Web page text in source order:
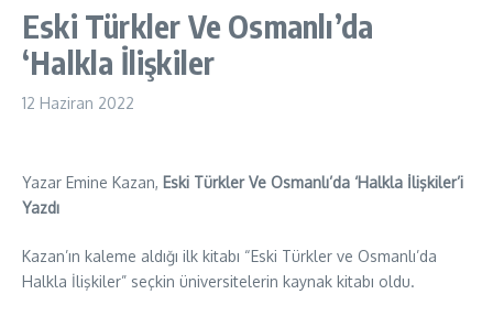
Eski Türkler Ve Osmanlı’da
‘Halkla İlişkiler
12 Haziran 2022
Yazar Emine Kazan, Eski Türkler Ve Osmanlı’da ‘Halkla İlişkiler’i
Yazdı
Kazan’ın kaleme aldığı ilk kitabı “Eski Türkler ve Osmanlı’da
Halkla İlişkiler” seçkin üniversitelerin kaynak kitabı oldu.